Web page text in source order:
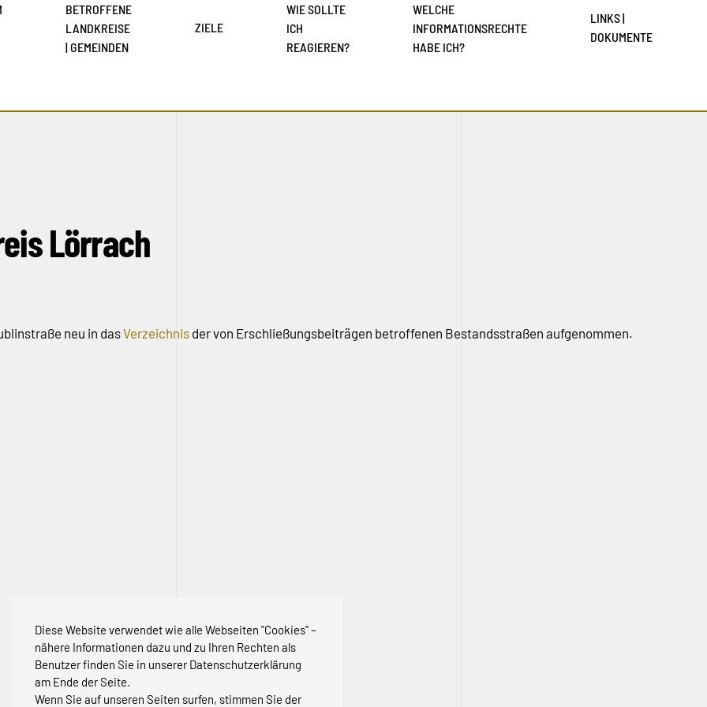
Diese Website verwendet wie alle Webseiten "Cookies" –
nähere Informationen dazu und zu Ihren Rechten als
Benutzer finden Sie in unserer Datenschutzerklärung
am Ende der Seite.
Wenn Sie auf unseren Seiten surfen, stimmen Sie der
BETROFFENE
LANDKREISE
| GEMEINDEN
ZIELE
WIE SOLLTE
ICH
REAGIEREN?
WELCHE
INFORMATIONSRECHTE
HABE ICH?
LINKS |
DOKUMENTE
Lörrach
neu in dasVerzeichnis der von Erschließungsbeiträgen betroffenen Bestandsstraßen aufgenommen.